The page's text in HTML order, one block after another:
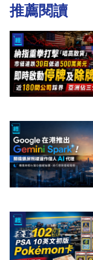
推薦閱讀